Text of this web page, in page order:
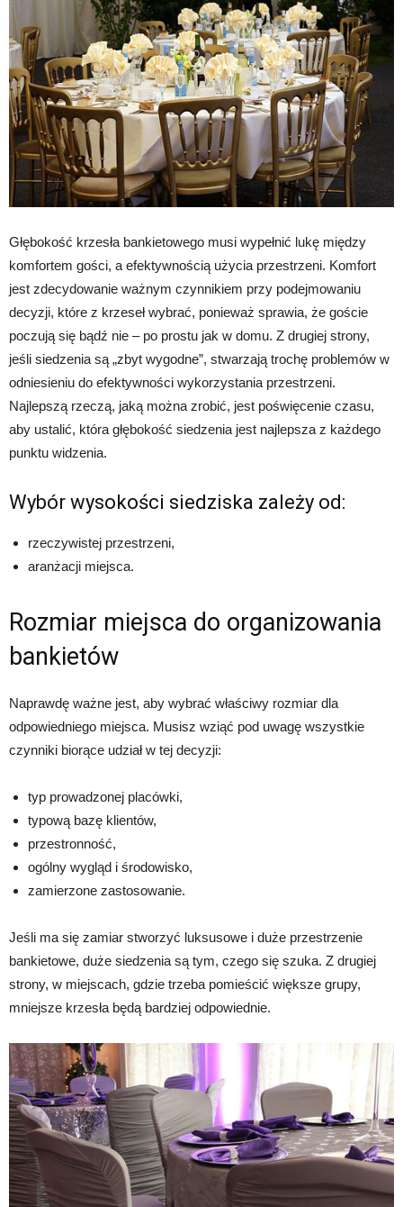
Głębokość krzesła bankietowego musi wypełnić lukę między
komfortem gości, a efektywnością użycia przestrzeni. Komfort
jest zdecydowanie ważnym czynnikiem przy podejmowaniu
decyzji, które z krzeseł wybrać, ponieważ sprawia, że goście
poczują się bądź nie – po prostu jak w domu. Z drugiej strony,
jeśli siedzenia są „zbyt wygodne”, stwarzają trochę problemów w
odniesieniu do efektywności wykorzystania przestrzeni.
Najlepszą rzeczą, jaką można zrobić, jest poświęcenie czasu,
aby ustalić, która głębokość siedzenia jest najlepsza z każdego
punktu widzenia.
Wybór wysokości siedziska zależy od:
rzeczywistej przestrzeni,
aranżacji miejsca.
Rozmiar miejsca do organizowania
bankietów
Naprawdę ważne jest, aby wybrać właściwy rozmiar dla
odpowiedniego miejsca. Musisz wziąć pod uwagę wszystkie
czynniki biorące udział w tej decyzji:
typ prowadzonej placówki,
typową bazę klientów,
przestronność,
ogólny wygląd i środowisko,
zamierzone zastosowanie.
Jeśli ma się zamiar stworzyć luksusowe i duże przestrzenie
bankietowe, duże siedzenia są tym, czego się szuka. Z drugiej
strony, w miejscach, gdzie trzeba pomieścić większe grupy,
mniejsze krzesła będą bardziej odpowiednie.